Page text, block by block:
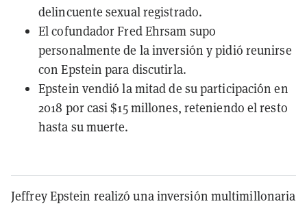
delincuente sexual registrado.
El cofundador Fred Ehrsam supo
personalmente de la inversión y pidió reunirse
con Epstein para discutirla.
Epstein vendió la mitad de su participación en
2018 por casi $15 millones, reteniendo el resto
hasta su muerte.
Jeffrey Epstein realizó una inversión multimillonaria